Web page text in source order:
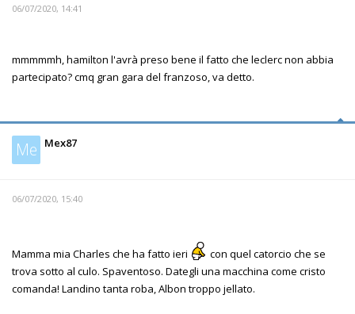
06/07/2020, 14:41
mmmmmh, hamilton l'avrà preso bene il fatto che leclerc non abbia
partecipato? cmq gran gara del franzoso, va detto.
Me Mex87
06/07/2020, 15:40
Mamma mia Charles che ha fatto ieri
con quel catorcio che se
trova sotto al culo. Spaventoso. Dategli una macchina come cristo
comanda! Landino tanta roba, Albon troppo jellato.